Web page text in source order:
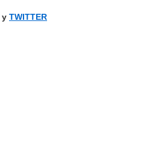
y TWITTER